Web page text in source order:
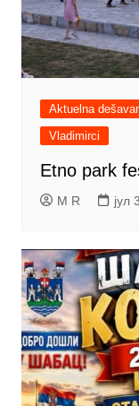
Aktuelna
Vladimirci
Etno park
M R јул